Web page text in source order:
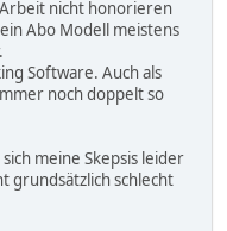
nicht honorieren
Abo Modell meistens
Software. Auch als
noch doppelt so
meine Skepsis leider
grundsätzlich schlecht